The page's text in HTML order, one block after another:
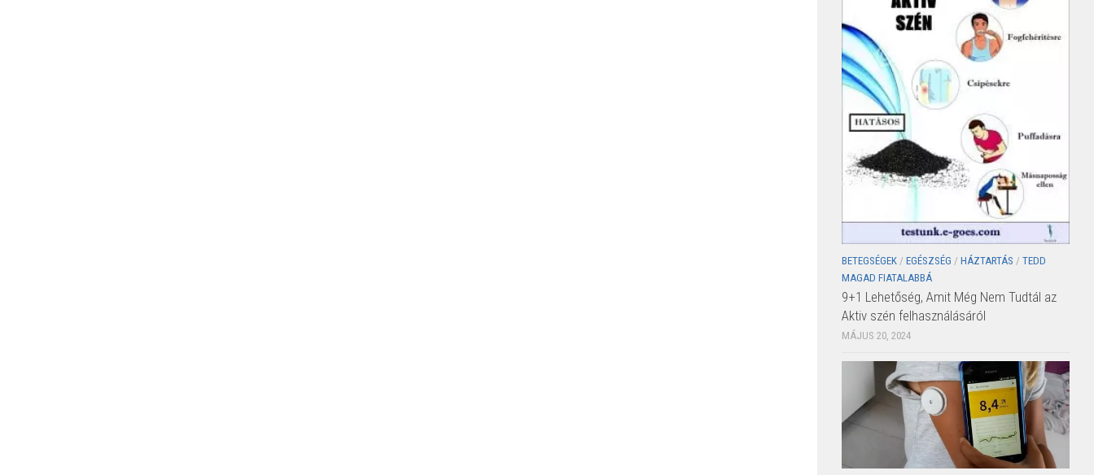
BETEGSÉGEK / EGÉSZSÉG / HÁZTARTÁS / TEDD
MAGAD FIATALABBÁ
9+1 Lehetőség, Amit Még Nem Tudtál az
Aktiv szén felhasználásáról
MÁJUS 20, 2024